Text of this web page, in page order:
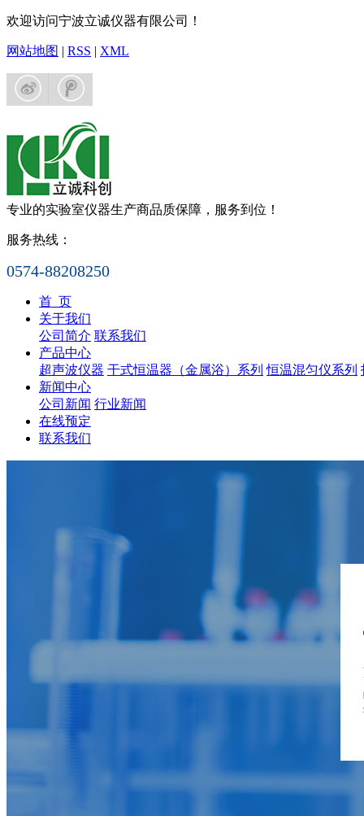
欢迎访问宁波立诚仪器有限公司！
网站地图 | RSS | XML
专业的实验室仪器生产商品质保障，服务到位！
服务热线：
0574-88208250
首 页
关于我们
公司简介 联系我们
产品中心
超声波仪器 干式恒温器（金属浴）系列 恒温混匀仪系列
新闻中心
公司新闻 行业新闻
在线预定
联系我们